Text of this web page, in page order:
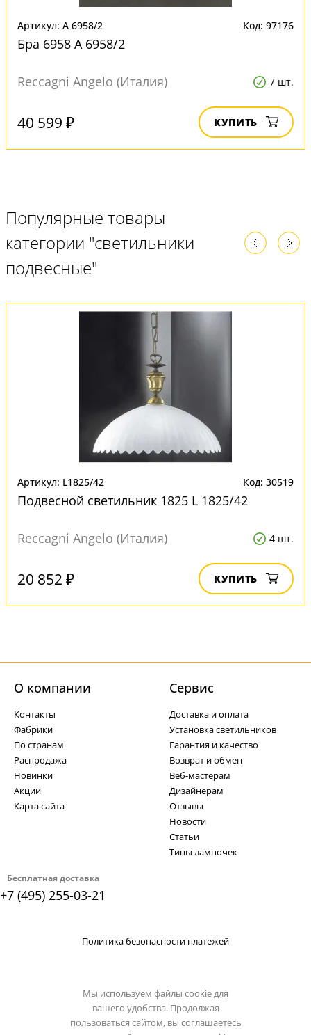
Артикул: A 6958/2 Код: 97176
Бра 6958 A 6958/2
Reccagni Angelo (Италия) 7 шт.
40 599 ₽ КУПИТЬ
Популярные товары
категории "светильники
подвесные"
Артикул: L1825/42 Код: 30519
Подвесной светильник 1825 L 1825/42
Reccagni Angelo (Италия) 4 шт.
20 852 ₽ КУПИТЬ
Бесплатная доставка
+7 (495) 255-03-21
О компании
Контакты
Фабрики
По странам
Распродажа
Новинки
Акции
Карта сайта
Cервис
Доставка и оплата
Установка светильников
Гарантия и качество
Возврат и обмен
Веб-мастерам
Дизайнерам
Отзывы
Новости
Статьи
Типы лампочек
Политика безопасности платежей
Мы используем файлы cookie для
вашего удобства. Продолжая
пользоваться сайтом, вы соглашаетесь